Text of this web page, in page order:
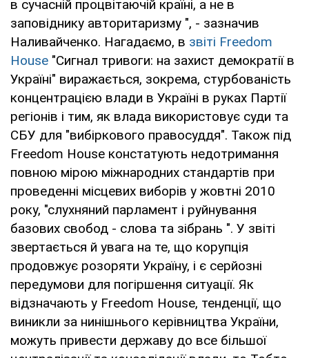
в сучасній процвітаючій країні, а не в
заповіднику авторитаризму ", - зазначив
Наливайченко. Нагадаємо, в звіті Freedom
House "Сигнал тривоги: на захист демократії в
Україні" виражається, зокрема, стурбованість
концентрацією влади в Україні в руках Партії
регіонів і тим, як влада використовує суди та
СБУ для "вибіркового правосуддя". Також під
Freedom House констатують недотримання
повною мірою міжнародних стандартів при
проведенні місцевих виборів у жовтні 2010
року, "слухняний парламент і руйнування
базових свобод - слова та зібрань ". У звіті
звертається й увага на те, що корупція
продовжує розоряти Україну, і є серйозні
передумови для погіршення ситуації. Як
відзначають у Freedom House, тенденції, що
виникли за нинішнього керівництва України,
можуть привести державу до все більшої